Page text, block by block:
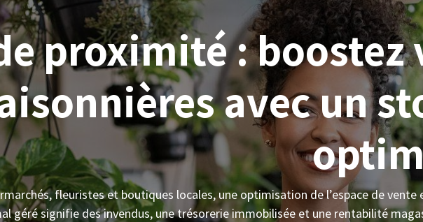
proximité : boostez
avec un
fleuristes et boutiques locales, une optimisation de l’espace de vente
géré signifie des invendus, une trésorerie immobilisée et une rentabilité